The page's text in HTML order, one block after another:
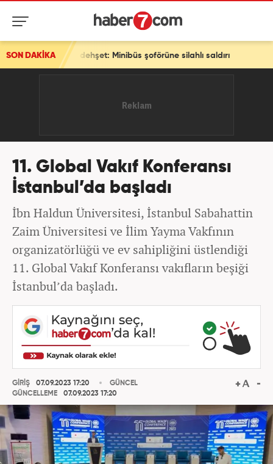
SON DAKİKA
Minibüs şoförüne silahlı saldırı
11. Global Vakıf Konferansı
İstanbul’da başladı
İbn Haldun Üniversitesi, İstanbul Sabahattin
Zaim Üniversitesi ve İlim Yayma Vakfının
organizatörlüğü ve ev sahipliğini üstlendiği
11. Global Vakıf Konferansı vakıfların beşiği
İstanbul’da başladı.
GİRİŞ
07.09.2023 17:20
GÜNCELLEME
07.09.2023 17:20
GÜNCEL